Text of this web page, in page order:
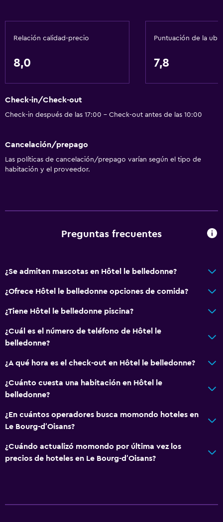
Relación calidad-precio
8,0
Puntuación de la
7,8
Check-in/Check-out
Check-in después de las 17:00 - Check-out antes de las 10:00
Cancelación/prepago
Las políticas de cancelación/prepago varían según el tipo de
habitación y el proveedor.
Preguntas frecuentes
¿Se admiten mascotas en Hôtel le belledonne?
¿Ofrece Hôtel le belledonne opciones de comida?
¿Tiene Hôtel le belledonne piscina?
¿Cuál es el número de teléfono de Hôtel le
belledonne?
¿A qué hora es el check-out en Hôtel le belledonne?
¿Cuánto cuesta una habitación en Hôtel le
belledonne?
¿En cuántos operadores busca momondo hoteles en
Le Bourg-dʼOisans?
¿Cuándo actualizó momondo por última vez los
precios de hoteles en Le Bourg-dʼOisans?